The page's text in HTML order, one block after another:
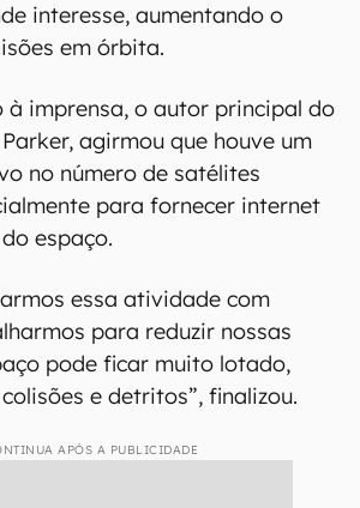
interesse, aumentando o
em órbita.
à imprensa, o autor principal do
agirmou que houve um
no número de satélites
para fornecer internet
espaço.
essa atividade com
para reduzir nossas
pode ficar muito lotado,
e detritos”, finalizou.
APÓS A PUBLICIDADE